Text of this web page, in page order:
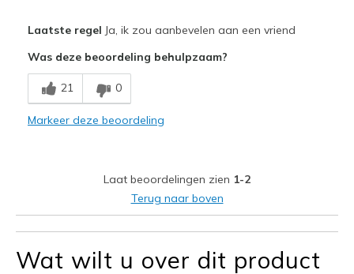
Breathe Well
Comfortable
Beste toepassingen
Casual Wear
Rain resistent
Laatste regel Ja, ik zou aanbevelen aan een vriend
Was deze beoordeling behulpzaam?
21 0
Markeer deze beoordeling
Laat beoordelingen zien 1-2
Terug naar boven
Wat wilt u over dit product